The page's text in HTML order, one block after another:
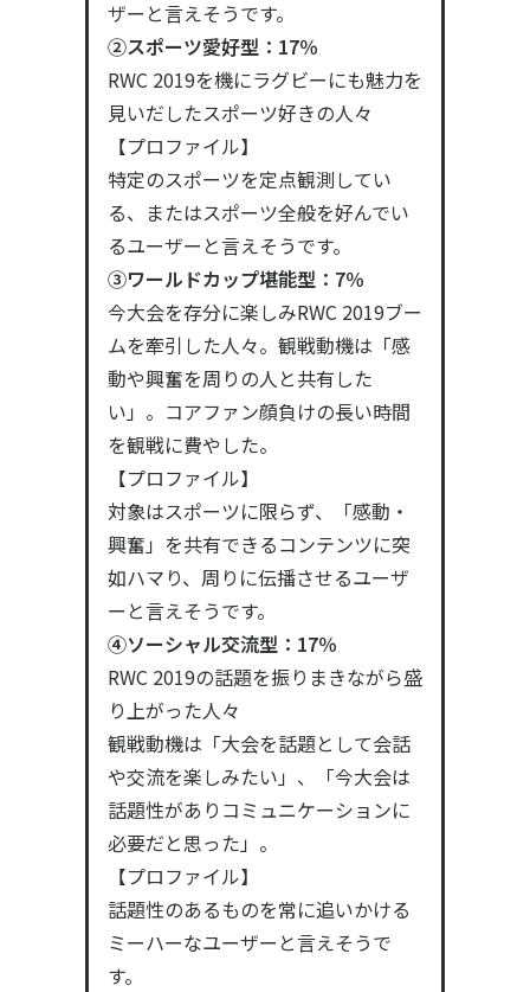
ザーと言えそうです。
②スポーツ愛好型：17％
RWC 2019を機にラグビーにも魅力を
見いだしたスポーツ好きの人々
【プロファイル】
特定のスポーツを定点観測してい
る、またはスポーツ全般を好んでい
るユーザーと言えそうです。
③ワールドカップ堪能型：7％
今大会を存分に楽しみRWC 2019ブー
ムを牽引した人々。観戦動機は「感
動や興奮を周りの人と共有した
い」。コアファン顔負けの長い時間
を観戦に費やした。
【プロファイル】
対象はスポーツに限らず、「感動・
興奮」を共有できるコンテンツに突
如ハマり、周りに伝播させるユーザ
ーと言えそうです。
④ソーシャル交流型：17％
RWC 2019の話題を振りまきながら盛
り上がった人々
観戦動機は「大会を話題として会話
や交流を楽しみたい」、「今大会は
話題性がありコミュニケーションに
必要だと思った」。
【プロファイル】
話題性のあるものを常に追いかける
ミーハーなユーザーと言えそうで
す。